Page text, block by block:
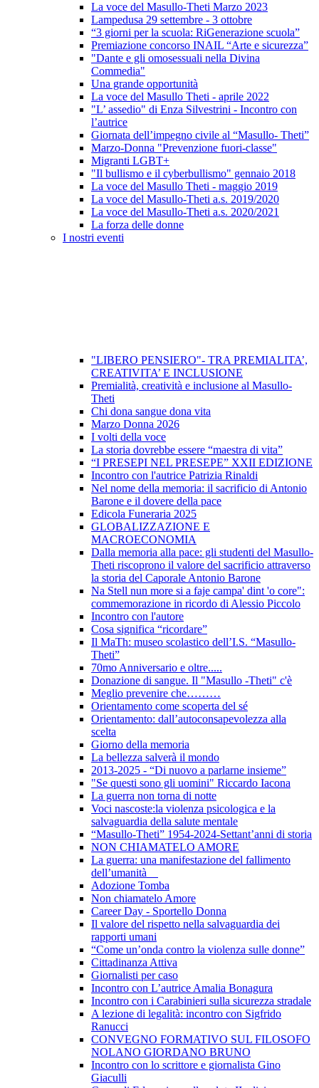
La voce del Masullo-Theti Marzo 2023
Lampedusa 29 settembre - 3 ottobre
“3 giorni per la scuola: RiGenerazione scuola”
Premiazione concorso INAIL “Arte e sicurezza”
"Dante e gli omosessuali nella Divina
Commedia"
Una grande opportunità
La voce del Masullo Theti - aprile 2022
"L’ assedio" di Enza Silvestrini - Incontro con
l’autrice
Giornata dell’impegno civile al “Masullo- Theti”
Marzo-Donna "Prevenzione fuori-classe"
Migranti LGBT+
"Il bullismo e il cyberbullismo" gennaio 2018
La voce del Masullo Theti - maggio 2019
La voce del Masullo-Theti a.s. 2019/2020
La voce del Masullo-Theti a.s. 2020/2021
La forza delle donne
I nostri eventi
"LIBERO PENSIERO"- TRA PREMIALITA’,
CREATIVITA’ E INCLUSIONE
Premialità, creatività e inclusione al Masullo-
Theti
Chi dona sangue dona vita
Marzo Donna 2026
I volti della voce
La storia dovrebbe essere “maestra di vita”
“I PRESEPI NEL PRESEPE” XXII EDIZIONE
Incontro con l'autrice Patrizia Rinaldi
Nel nome della memoria: il sacrificio di Antonio
Barone e il dovere della pace
Edicola Funeraria 2025
GLOBALIZZAZIONE E
MACROECONOMIA
Dalla memoria alla pace: gli studenti del Masullo-
Theti riscoprono il valore del sacrificio attraverso
la storia del Caporale Antonio Barone
Na Stell nun more si a faje campa' dint 'o core":
commemorazione in ricordo di Alessio Piccolo
Incontro con l'autore
Cosa significa “ricordare”
Il MaTh: museo scolastico dell’I.S. “Masullo-
Theti”
70mo Anniversario e oltre.....
Donazione di sangue. Il "Masullo -Theti" c'è
Meglio prevenire che………
Orientamento come scoperta del sé
Orientamento: dall’autoconsapevolezza alla
scelta
Giorno della memoria
La bellezza salverà il mondo
2013-2025 - “Di nuovo a parlarne insieme”
"Se questi sono gli uomini" Riccardo Iacona
La guerra non torna di notte
Voci nascoste:la violenza psicologica e la
salvaguardia della salute mentale
“Masullo-Theti” 1954-2024-Settant’anni di storia
NON CHIAMATELO AMORE
La guerra: una manifestazione del fallimento
dell’umanità
Adozione Tomba
Non chiamatelo Amore
Career Day - Sportello Donna
Il valore del rispetto nella salvaguardia dei
rapporti umani
“Come un’onda contro la violenza sulle donne”
Cittadinanza Attiva
Giornalisti per caso
Incontro con L’autrice Amalia Bonagura
Incontro con i Carabinieri sulla sicurezza stradale
A lezione di legalità: incontro con Sigfrido
Ranucci
CONVEGNO FORMATIVO SUL FILOSOFO
NOLANO GIORDANO BRUNO
Incontro con lo scrittore e giornalista Gino
Giaculli